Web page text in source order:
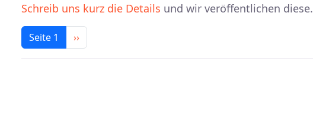
Schreib uns kurz die Details und wir veröffentlichen diese.
Seitennummerierung
Seite 1 Nächste Seite
››